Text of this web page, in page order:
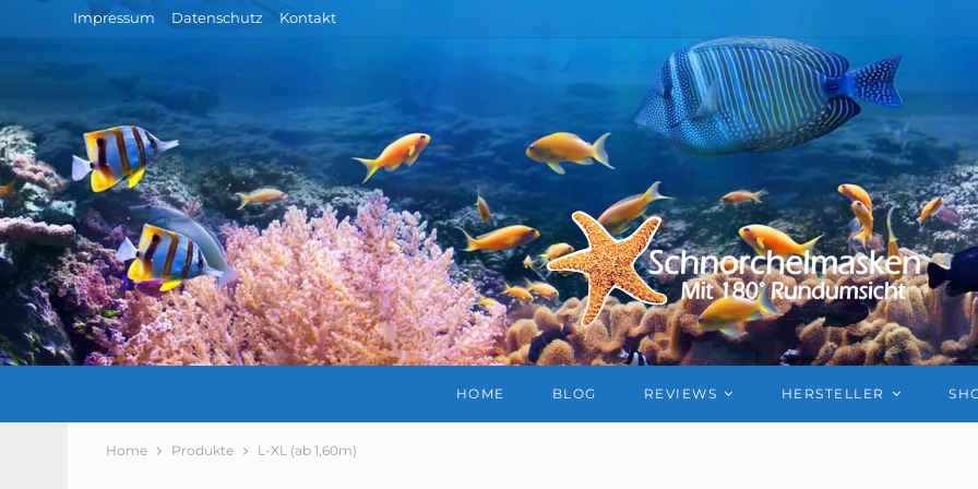
Impressum Datenschutz Kontakt
HOME BLOG REVIEWS HERSTELLER
Home Produkte L-XL (ab 1,60m)